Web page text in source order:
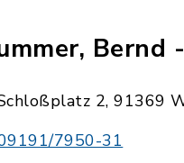
Bernd
2, 91369
7950-31